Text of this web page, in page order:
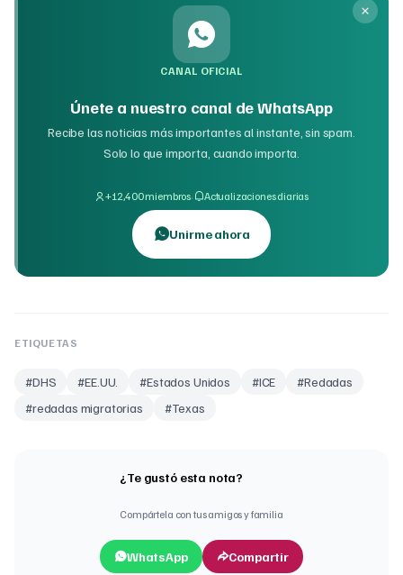
CANAL OFICIAL
Únete a nuestro canal de WhatsApp
Recibe las noticias más importantes al instante, sin spam.
Solo lo que importa, cuando importa.
+12,400 miembros· Actualizaciones diarias
Unirme ahora
ETIQUETAS
#DHS #EE.UU. #Estados Unidos #ICE #Redadas
#redadas migratorias #Texas
¿Te gustó esta nota?
Compártela con tus amigos y familia
WhatsApp Compartir